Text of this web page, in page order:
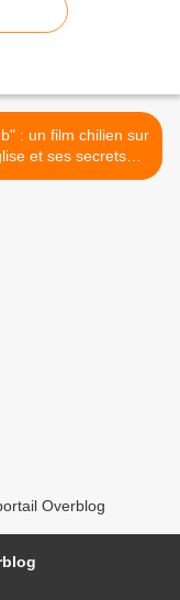
: un film chilien sur
et ses secrets
honteux >
Overblog